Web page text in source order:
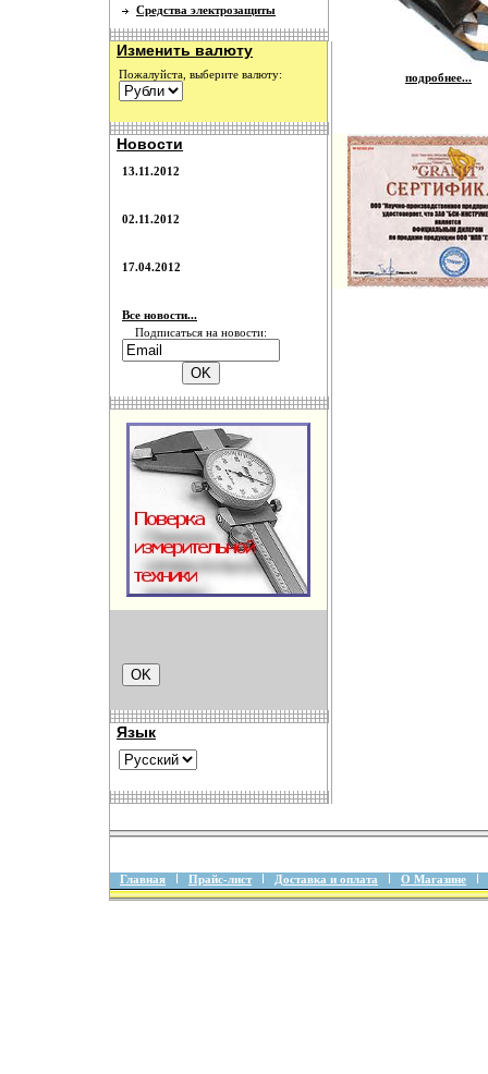
Средства электрозащиты
Изменить валюту
Пожалуйста, выберите валюту:
Новости
13.11.2012
02.11.2012
17.04.2012
Все новости...
Подписаться на новости:
Язык
подробнее...
Главная Прайс-лист Доставка и оплата О Магазине